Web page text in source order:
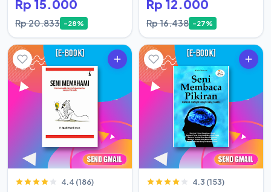
Rp 15.000
Rp 20.833 -28%
Rp 12.000
Rp 16.438 -27%
4.4 (186) 4.3 (153)